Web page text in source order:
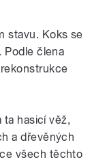
stavu. Koks se
Podle člena
ta hasicí věž,
a dřevěných
všech těchto